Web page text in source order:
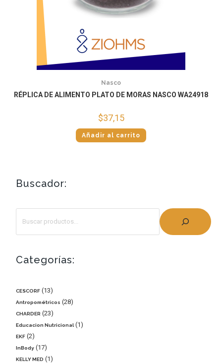
Nasco
RÉPLICA DE ALIMENTO PLATO DE MORAS NASCO WA24918
$37,15
Añadir al carrito
Buscador:
Categorías:
CESCORF 13
Antropométricos 28
CHARDER 23
Educacion Nutricional 1
EKF 2
InBody 17
KELLY MED 1